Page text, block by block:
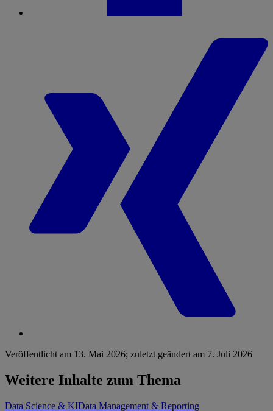
Veröffentlicht am 13. Mai 2026; zuletzt geändert am 7. Juli 2026
Weitere Inhalte zum Thema
Data Science & KIData Management & Reporting